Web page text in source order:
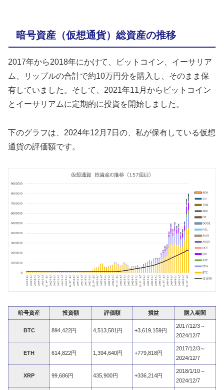
暗号資産（仮想通貨）総資産の推移
2017年から2018年にかけて、ビットコイン、イーサリア
ム、リップルの合計で約10万円分を購入し、そのまま保
有していました。そして、2021年11月からビットコイン
とイーサリアムに定期的に投資を開始しました。
下のグラフは、2024年12月7日の、私が保有している仮想
通貨の評価額です。
暗号資産 投資額 評価額 損益 購入期間
BTC 894,422円 4,513,581円 +3,619,159円
2017/12/3～
2024/12/7
ETH 614,822円 1,394,640円 +779,818円
2017/12/3～
2024/12/7
XRP 99,686円 435,900円 +336,214円
2018/1/10～
2024/12/7